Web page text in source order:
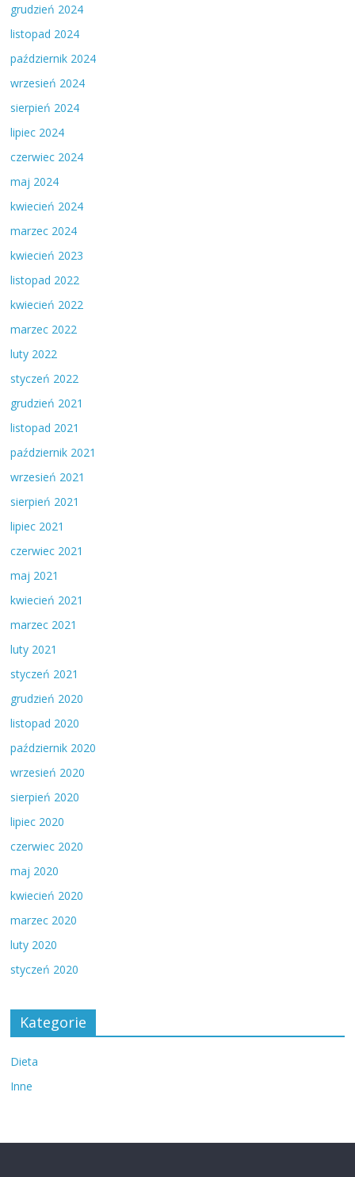
grudzień 2024
listopad 2024
październik 2024
wrzesień 2024
sierpień 2024
lipiec 2024
czerwiec 2024
maj 2024
kwiecień 2024
marzec 2024
kwiecień 2023
listopad 2022
kwiecień 2022
marzec 2022
luty 2022
styczeń 2022
grudzień 2021
listopad 2021
październik 2021
wrzesień 2021
sierpień 2021
lipiec 2021
czerwiec 2021
maj 2021
kwiecień 2021
marzec 2021
luty 2021
styczeń 2021
grudzień 2020
listopad 2020
październik 2020
wrzesień 2020
sierpień 2020
lipiec 2020
czerwiec 2020
maj 2020
kwiecień 2020
marzec 2020
luty 2020
styczeń 2020
Kategorie
Dieta
Inne